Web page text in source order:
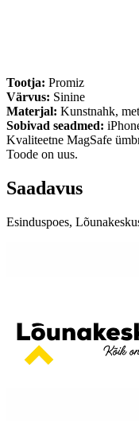
Tootja: Promiz
Värvus: Sinine
Materjal: Kunstnahk,
Sobivad seadmed:
Kvaliteetne MagSafe
Toode on uus.
Saadavus
Esinduspoes,